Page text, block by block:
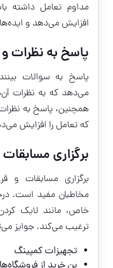
مداوم تعامل داشته
افزایش می‌دهد و
پاسخ به نظرات
پاسخ به سوالات
می‌دهد که به نظرات
همچنین، پاسخ به
که تعامل را افزایش
برگزاری
برگزاری مسابقات و
مخاطبان مفید است.
خاص، مانند لایک
ترغیب می‌کند. جوایز
تجهیزات کمپینگ